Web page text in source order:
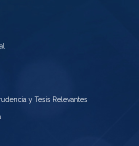
y Tesis Relevantes